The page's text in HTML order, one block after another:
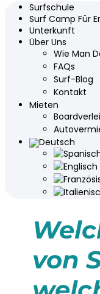
Surfschule
Surf Camp Für
Unterkunft
Über Uns
Wie Man
FAQs
Surf-Blog
Kontakt
Mieten
von